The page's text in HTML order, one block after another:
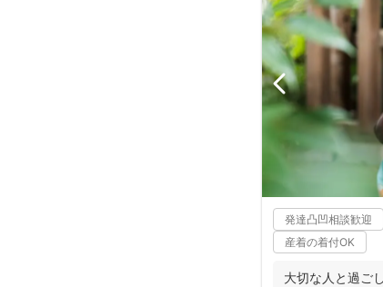
発達凸凹相談歓迎
産着の着付OK
大切な人と過ご